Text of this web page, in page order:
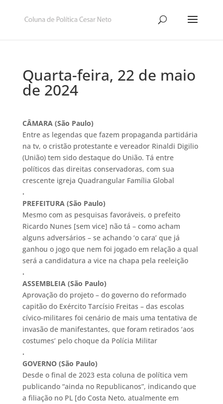
Quarta-feira, 22 de maio
de 2024
CÂMARA (São Paulo)
Entre as legendas que fazem propaganda partidária
na tv, o cristão protestante e vereador Rinaldi Digilio
(União) tem sido destaque do União. Tá entre
políticos das direitas conservadoras, com sua
crescente igreja Quadrangular Família Global
.
PREFEITURA (São Paulo)
Mesmo com as pesquisas favoráveis, o prefeito
Ricardo Nunes [sem vice] não tá – como acham
alguns adversários – se achando ‘o cara’ que já
ganhou o jogo que nem foi jogado em relação a qual
será a candidatura a vice na chapa pela reeleição
.
ASSEMBLEIA (São Paulo)
Aprovação do projeto – do governo do reformado
capitão do Exército Tarcísio Freitas – das escolas
cívico-militares foi cenário de mais uma tentativa de
invasão de manifestantes, que foram retirados ‘aos
costumes’ pelo choque da Polícia Militar
.
GOVERNO (São Paulo)
Desde o final de 2023 esta coluna de política vem
publicando “ainda no Republicanos”, indicando que
a filiação no PL [do Costa Neto, atualmente em